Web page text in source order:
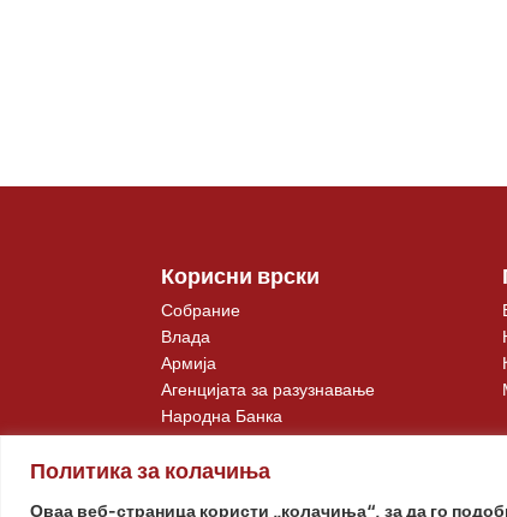
Политика за колачиња
Оваа веб-страница користи „колачиња“, за да го
Корисни врски
Собрание
Влада
Армија
Агенцијата за разузнавање
Народна Банка